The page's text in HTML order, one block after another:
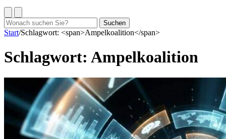
Suchen
nach:
Suchen
Start/Schlagwort: <span>Ampelkoalition</span>
Schlagwort: Ampelkoalition